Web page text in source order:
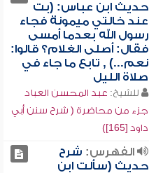
حديث ابن عباس: (بت
عند خالتي ميمونة فجاء
رسول الله بعدما أمسى
فقال: أصلى الغلام؟ قالوا:
نعم...) , تابع ما جاء في
صلاة الليل
للشيخ: عبد المحسن العباد
جزء من محاضرة ( شرح سنن أبي
داود [165])
الفهرس: شرح
حديث (سألت ابن